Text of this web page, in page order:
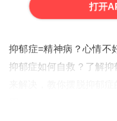
打开
抑郁症=精神病？ 心情不
抑郁症如何自救？了解
来解决，教你摆脱抑郁